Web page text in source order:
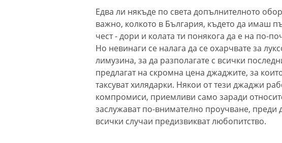
Едва ли някъде по света допълнителното
важно, колкото в България, където да имаш
чест - дори и колата ти понякога да е на по-
Но невинаги се налага да се охарчвате за
лимузина, за да разполагате с всички
предлагат на скромна цена джаджите, за
таксуват хилядарки. Някои от тези джаджи
компромиси, приемливи само заради
заслужават по-внимателно проучване, преди
всички случаи предизвикват любопитство.